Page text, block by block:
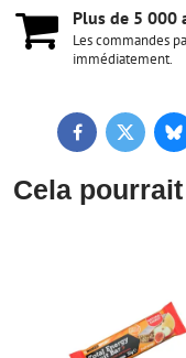
Plus de 5 000
Les commandes
immédiatement.
FacebookTwitter
Cela